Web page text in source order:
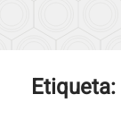
Etiqueta: